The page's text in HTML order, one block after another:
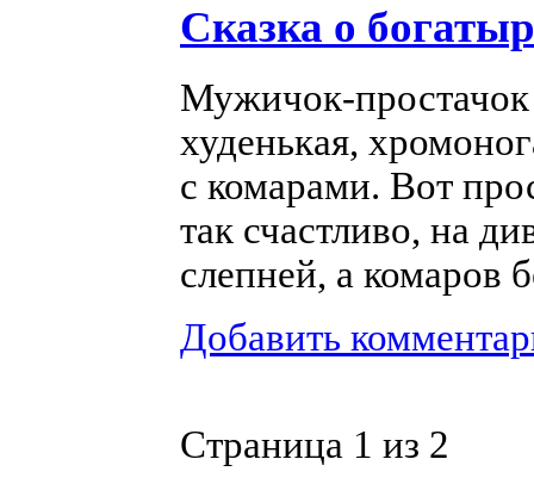
Сказка о
Мужичок-
худенькая,
с комарами. Вот
так счастливо, на
слепней, а комаров
Добавить
Страница 1 из 2